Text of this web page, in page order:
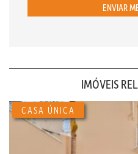
ENVIAR
IMÓVEIS